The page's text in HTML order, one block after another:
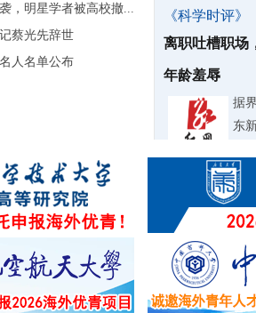
，明星学者被高校撤...
蔡光先辞世
人名单公布
《科学时评》
离职吐槽职场
年龄羞辱
据
东
《科学时评》
微过重罚要
议
离
分钟等十余次“